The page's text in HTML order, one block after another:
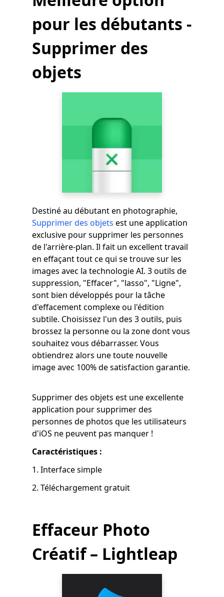
pour les débutants -
Supprimer des
objets
Destiné au débutant en photographie,
Supprimer des objets est une application
exclusive pour supprimer les personnes
de l'arrière-plan. Il fait un excellent travail
en effaçant tout ce qui se trouve sur les
images avec la technologie AI. 3 outils de
suppression, "Effacer", "lasso", "Ligne",
sont bien développés pour la tâche
d'effacement complexe ou l'édition
subtile. Choisissez l'un des 3 outils, puis
brossez la personne ou la zone dont vous
souhaitez vous débarrasser. Vous
obtiendrez alors une toute nouvelle
image avec 100% de satisfaction garantie.
Supprimer des objets est une excellente
application pour supprimer des
personnes de photos que les utilisateurs
d'iOS ne peuvent pas manquer !
Caractéristiques :
1. Interface simple
2. Téléchargement gratuit
Effaceur Photo
Créatif – Lightleap